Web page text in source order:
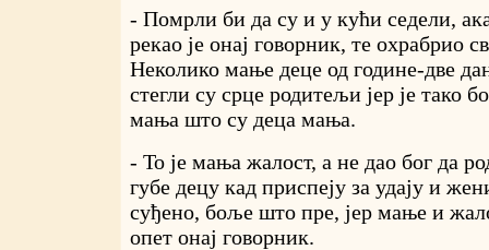
- Помрли би да су и у кући седели,
рекао је онај говорник, те охрабрио
Неколико мање деце од године-две
стегли су срце родитељи јер је тако
мања што су деца мања.
- То је мања жалост, а не дао бог да
губе децу кад приспеју за удају и
суђено, боље што пре, јер мање и
опет онај говорник.